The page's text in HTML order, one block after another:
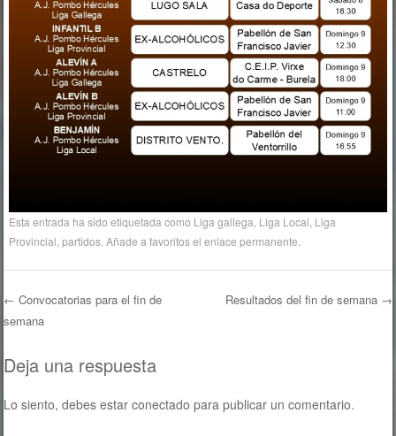
Esta entrada ha sido etiquetada como Liga gallega Liga Local Liga
Provincial ,partidos . Añade a favoritos elenlace permanente
Navegación de entradas
← Convocatorias para el fin de
semana
Resultados del fin de semana →
Deja una respuesta
Lo siento, debes estarconectado para publicar un comentario.